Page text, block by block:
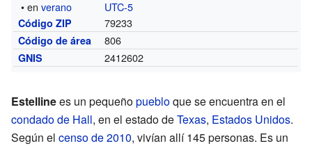
• enverano UTC-5
Código ZIP 79233
Código de área 806
GNIS 2412602
Estellinees un pequeñopuebloque se encuentra en el
condado de Hall, en el estado deTexas, Estados Unidos.
Según el censo de 2010, vivían allí 145 personas. Es un